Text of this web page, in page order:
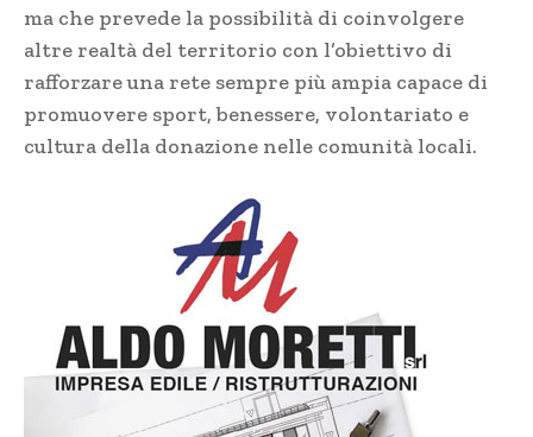
ma che prevede la possibilità di coinvolgere
altre realtà del territorio con l’obiettivo di
rafforzare una rete sempre più ampia capace di
promuovere sport, benessere, volontariato e
cultura della donazione nelle comunità locali.